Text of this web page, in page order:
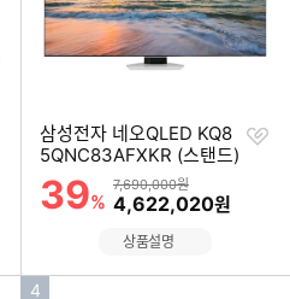
삼성전자 네오QLED KQ8
5QNC83AFXKR (스탠드)
할인률
39%
상품금액
7,690,000원
할인금액
4,622,020원
찜
상품설명
인
4